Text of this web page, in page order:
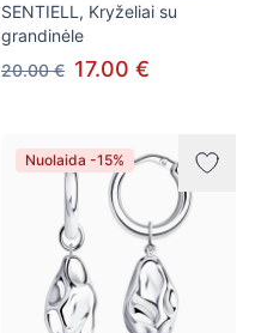
SENTIELL, Kryželiai su
grandinėle
20.00 € 17.00 €
Nuolaida -15%